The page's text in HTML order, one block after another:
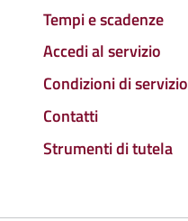
Tempi e scadenze
Accedi al servizio
Condizioni di servizio
Contatti
Strumenti di tutela